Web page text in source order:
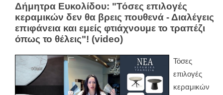
Δήμητρα Ευκολίδου: "Τόσες επιλογές
κεραμικών δεν θα βρεις πουθενά - Διαλέγεις
επιφάνεια και εμείς φτιάχνουμε το τραπέζι
όπως το θέλεις"! (video)
Τόσες
επιλογές
κεραμικών